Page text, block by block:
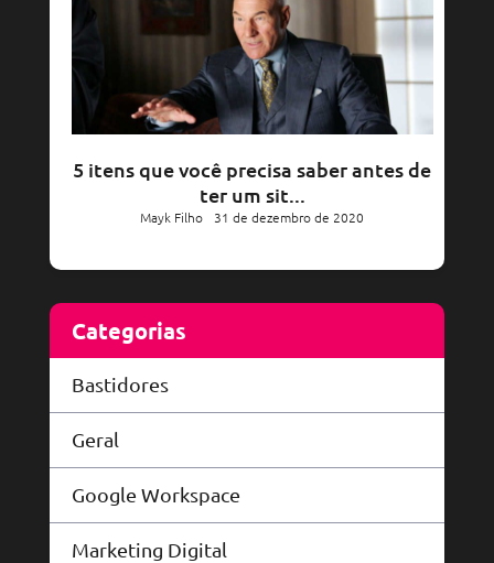
5 itens que você precisa saber antes de
ter um sit...
Mayk Filho 31 de dezembro de 2020
Categorias
Bastidores
Geral
Google Workspace
Marketing Digital